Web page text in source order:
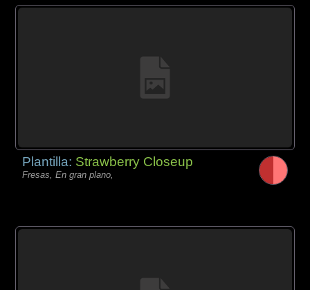
Plantilla: Strawberry Closeup
Fresas, En gran plano,